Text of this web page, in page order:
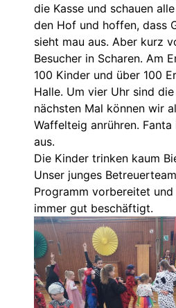
die Kasse und schauen
den Hof und hoffen, dass
sieht mau aus. Aber kurz
Besucher in Scharen. Am
100 Kinder und über 100
Halle. Um vier Uhr sind
nächsten Mal können wir
Waffelteig anrühren.
aus.
Die Kinder trinken kaum
Unser junges
Programm vorbereitet
immer gut beschäftigt.